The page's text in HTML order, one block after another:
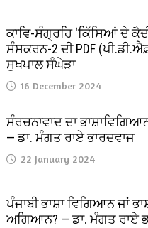
ਕਾਵਿ-ਸੰਗ੍ਰਹਿ ‘ਕਿੱਸਿਆਂ ਦੇ
ਸੰਸਕਰਨ-2 ਦੀ PDF
ਸੁਖਪਾਲ ਸੰਘੇੜਾ
16 December 2024
ਸੰਰਚਨਾਵਾਦ ਦਾ
— ਡਾ. ਮੰਗਤ ਰਾਏ ਭਾਰਦਵਾਜ
22 January 2024
ਪੰਜਾਬੀ ਭਾਸ਼ਾ ਵਿਗਿਆਨ ਜਾਂ
ਅਗਿਆਨ? — ਡਾ. ਮੰਗਤ ਰਾਏ